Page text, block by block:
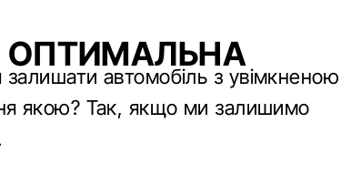
ОПТИМАЛЬНА
автомобіль з увімкненою
якою? Так, якщо ми залишимо